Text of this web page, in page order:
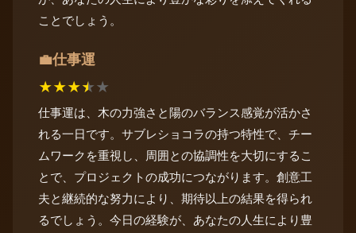
ことでしょう。
💼仕事運
★★★★★
仕事運は、木の力強さと陽のバランス感覚が活かさ
れる一日です。サブレショコラの持つ特性で、チー
ムワークを重視し、周囲との協調性を大切にするこ
とで、プロジェクトの成功につながります。創意工
夫と継続的な努力により、期待以上の結果を得られ
るでしょう。今日の経験が、あなたの人生により豊